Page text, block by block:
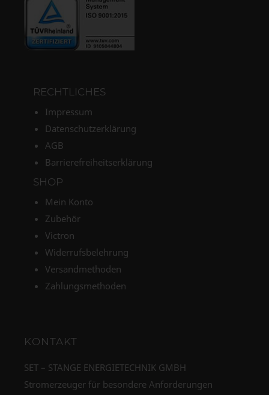
RECHTLICHES
Impressum
Datenschutzerklärung
AGB
Barrierefreiheitserklärung
SHOP
Mein Konto
Zubehör
Victron
Widerrufsbelehrung
Versandmethoden
Zahlungsmethoden
KONTAKT
SET – STANGE ENERGIETECHNIK GMBH
Stromerzeuger für besondere Anforderungen